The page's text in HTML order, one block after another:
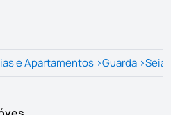
e Apartamentos >Guarda >Seia